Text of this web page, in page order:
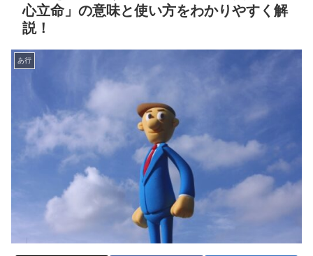
心立命」の意味と使い方をわかりやすく解
説！
あ行